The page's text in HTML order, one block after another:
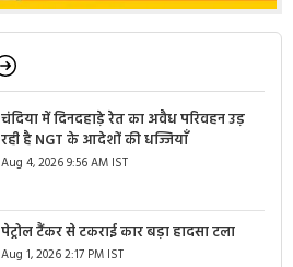
चंदिया में दिनदहाड़े रेत का अवैध परिवहन उड़
रही है NGT के आदेशों की धज्जियाँ
Aug 4, 2026 9:56 AM IST
पेट्रोल टैंकर से टकराई कार बड़ा हादसा टला
Aug 1, 2026 2:17 PM IST